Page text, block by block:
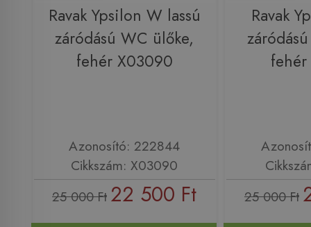
Ravak Ypsilon W lassú
záródású WC ülőke,
fehér X03090
Azonosító: 222844
Cikkszám: X03090
25 000 Ft 22 500 Ft
Ravak
fehér
25 000 Ft